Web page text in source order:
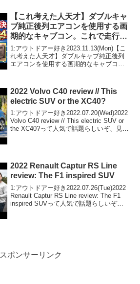
【これ考えた人天才】ダブルキャ
ブ純正後列エアコンを使用する画
期的なキャブコン。これで走行時
に後列のあの問題が解決できる。
【セキソーボディ】
1:アウトドアー好き2023.11.13(Mon)【こ
れ考えた人天才】ダブルキャブ純正後列
エアコンを使用する画期的なキャブコ
で話題らしいぞ、見逃さないで！！2:ア
ウトド...
2022 Volvo C40 review // This
electric SUV or the XC40?
1:アウトドアー好き2022.07.20(Wed)2022
Volvo C40 review // This electric SUV or
the XC40?って人気で話題らしいぞ、見逃
2022 Renault Captur RS Line
review: The F1 inspired SUV
1:アウトドアー好き2022.07.26(Tue)2022
Renault Captur RS Line review: The F1
inspired SUVって人気で話題らしいぞ、
スポンサーリンク